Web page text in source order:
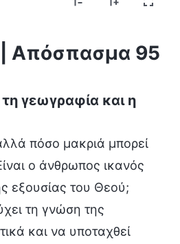
| Απόσπασμα 95
γεωγραφία και η
πόσο μακριά μπορεί
ο άνθρωπος ικανός
εξουσίας του Θεού;
τη γνώση της
και να υποταχθεί